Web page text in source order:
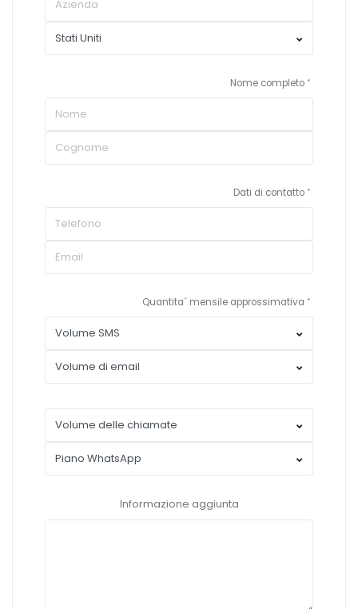
Nome completo
Dati di contatto
Quantita´ mensile approssimativa
Informazione aggiunta